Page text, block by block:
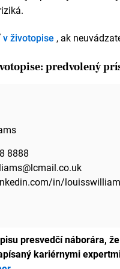
Leeds, 2015
Angličtina, Fyzika, 2010 –
Lichen, Leeds
chýb: pri absencii schém
v oblasti elektrických
efektívne
uplatňovania základných
v životopise , ak
predvolený
8888
in/
presvedčí náborára,
kariérnymi